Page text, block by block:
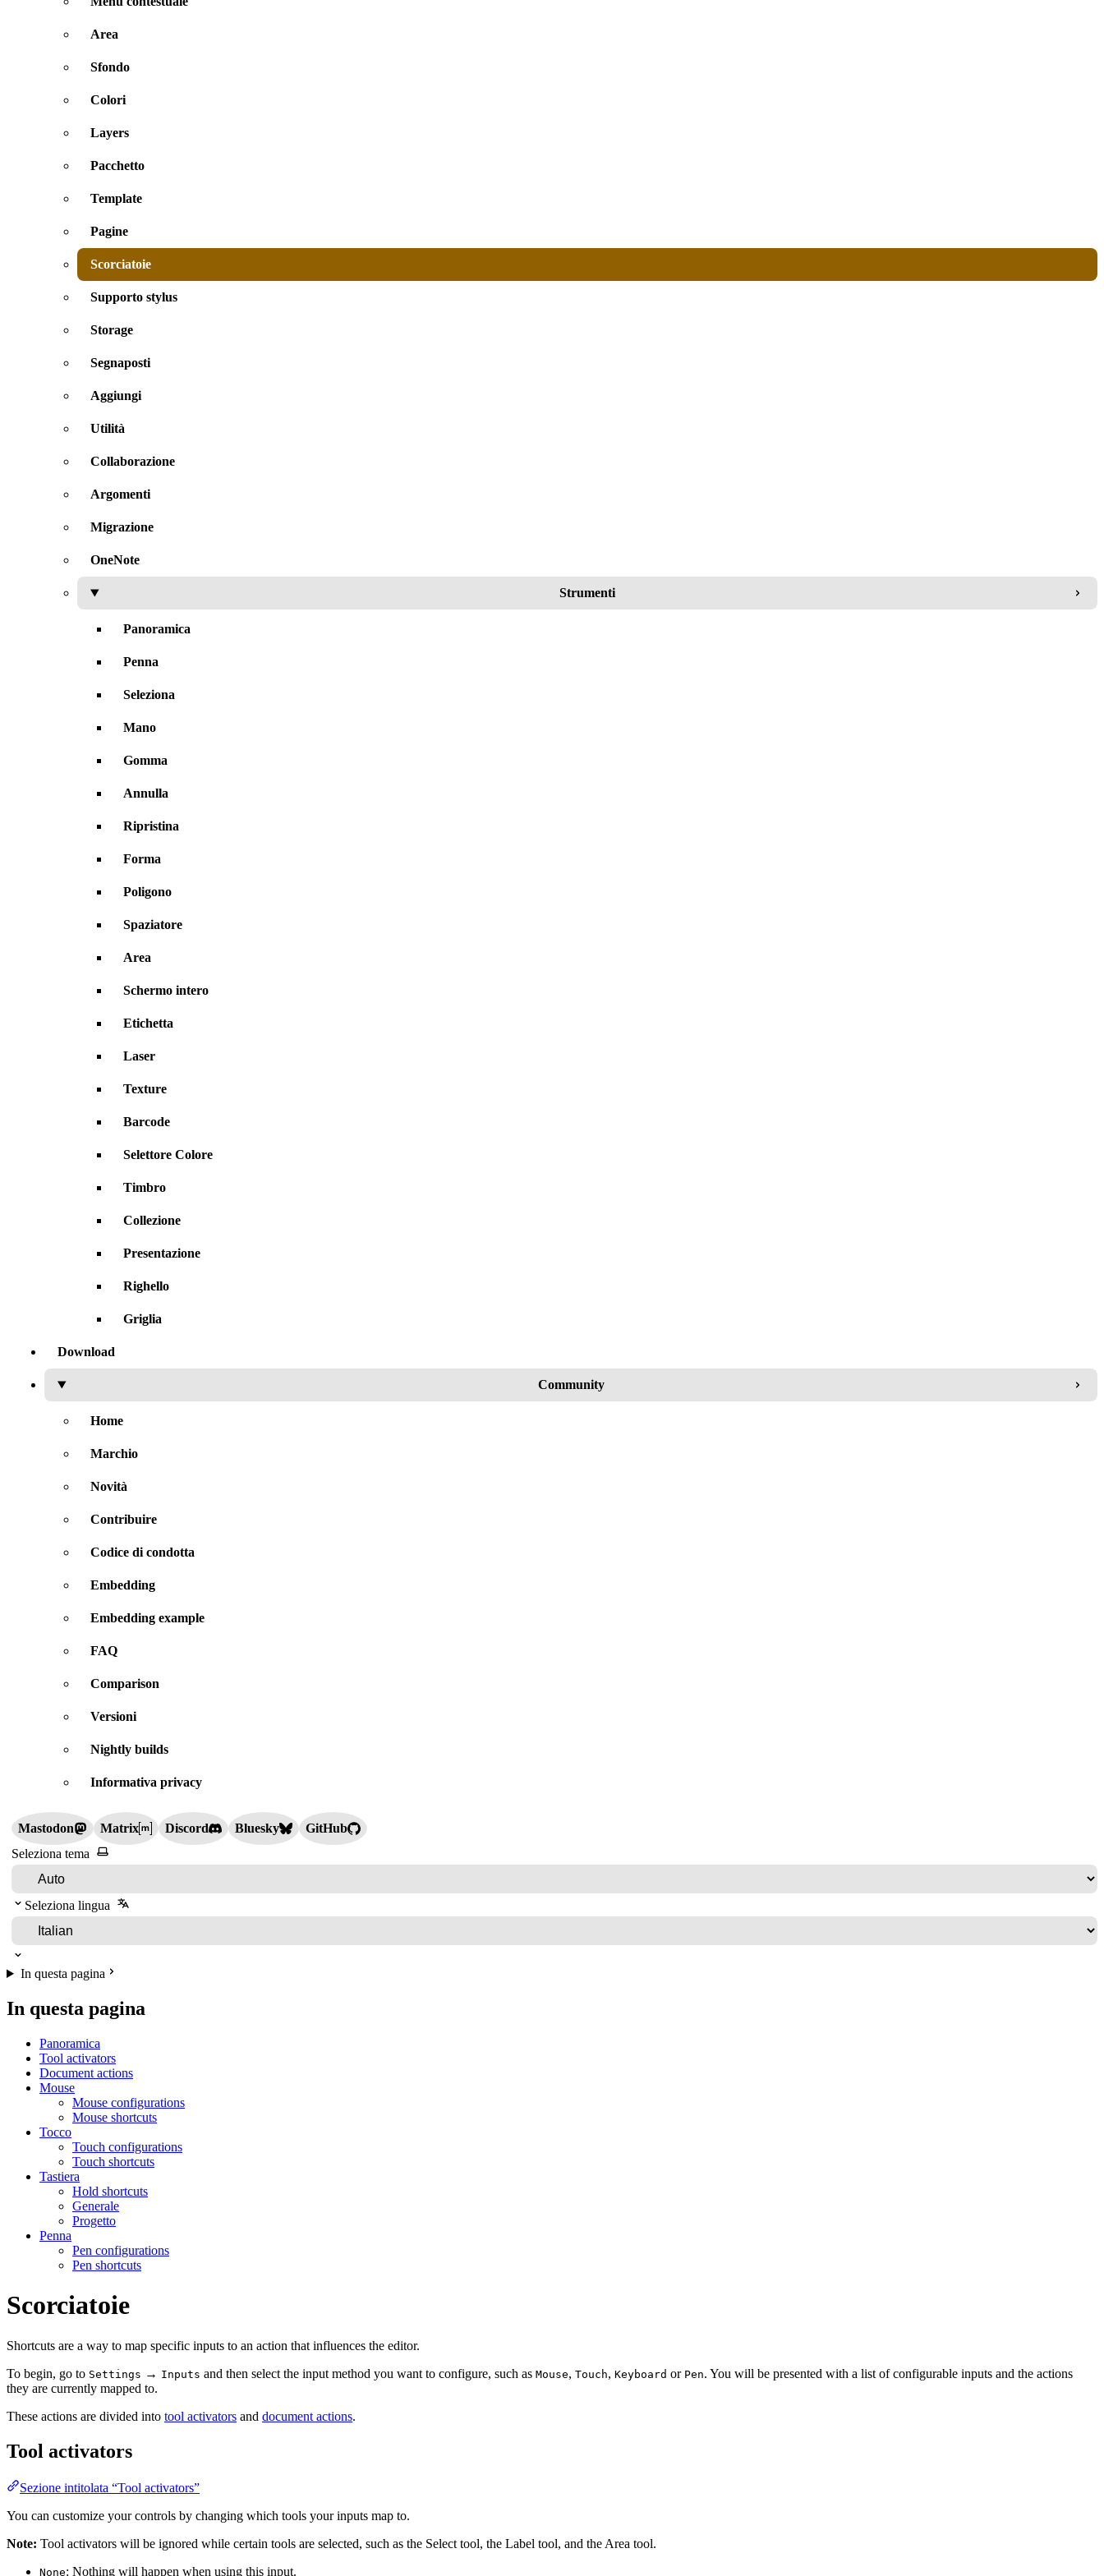
Area
Sfondo
Colori
Layers
Pacchetto
Template
Pagine
Scorciatoie
Supporto stylus
Storage
Segnaposti
Aggiungi
Utilità
Collaborazione
Argomenti
Migrazione
OneNote
Strumenti
Panoramica
Penna
Seleziona
Mano
Gomma
Annulla
Ripristina
Forma
Poligono
Spaziatore
Area
Schermo intero
Etichetta
Laser
Texture
Barcode
Selettore Colore
Timbro
Collezione
Presentazione
Righello
Griglia
Download
Community
Home
Marchio
Novità
Contribuire
Codice di condotta
Embedding
Embedding example
FAQ
Comparison
Versioni
Nightly builds
Informativa privacy
Mastodon Matrix Discord Bluesky
GitHub
Seleziona tema
Seleziona lingua
In questa pagina
In questa pagina
Panoramica
Tool activators
Document actions
Mouse
Mouse configurations
Mouse shortcuts
Tocco
Touch configurations
Touch shortcuts
Tastiera
Hold shortcuts
Generale
Progetto
Penna
Pen configurations
Pen shortcuts
Scorciatoie
Shortcuts are a way to map specific inputs to an action that influences the editor.
To begin, go to Settings → Inputs and then select the input method you want to configure, such as Mouse, Touch, Keyboard or Pen. You will be presented with a list of configurable inputs and the actions
they are currently mapped to.
These actions are divided into tool activators and document actions.
Tool activators
Sezione intitolata “Tool activators”
You can customize your controls by changing which tools your inputs map to.
Note: Tool activators will be ignored while certain tools are selected, such as the Select tool, the Label tool, and the Area tool.
None: Nothing will happen when using this input.